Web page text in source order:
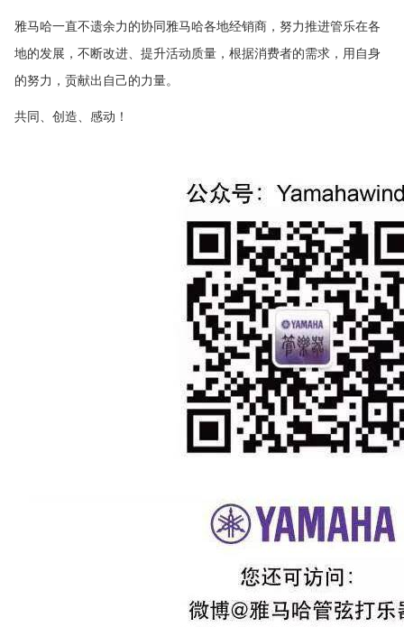
雅马哈一直不遗余力的协同雅马哈各地经销商，努力推进管乐在各
地的发展，不断改进、提升活动质量，根据消费者的需求，用自身
的努力，贡献出自己的力量。
共同、创造、感动！